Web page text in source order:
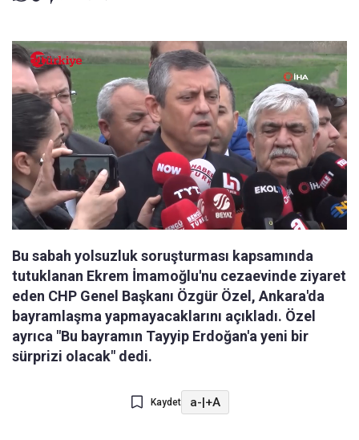
Bu sabah yolsuzluk soruşturması kapsamında
tutuklanan Ekrem İmamoğlu'nu cezaevinde ziyaret
eden CHP Genel Başkanı Özgür Özel, Ankara'da
bayramlaşma yapmayacaklarını açıkladı. Özel
ayrıca "Bu bayramın Tayyip Erdoğan'a yeni bir
sürprizi olacak" dedi.
Kaydet a-|+A